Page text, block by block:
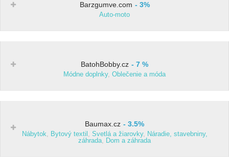
Barzgumve.com 3%
Auto-moto
BatohBobby.cz 7 %
Módne doplnky, Oblečenie a móda
Baumax.cz 3.5%
Nábytok, Bytový textil , Svetlá a žiarovky, Náradie, stavebniny,
záhrada, Dom a záhrada